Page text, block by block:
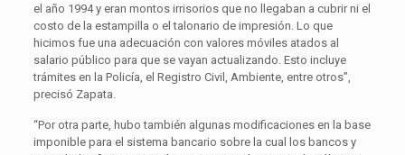
el año 1994 y eran montos irrisorios que no llegaban a cubrir ni el
costo de la estampilla o el talonario de impresión. Lo que
hicimos fue una adecuación con valores móviles atados al
salario público para que se vayan actualizando. Esto incluye
trámites en la Policía, el Registro Civil, Ambiente, entre otros”,
precisó Zapata.
“Por otra parte, hubo también algunas modificaciones en la base
imponible para el sistema bancario sobre la cual los bancos y